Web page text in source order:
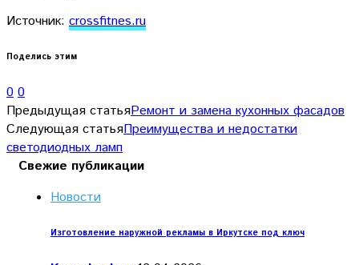
Источник: crossfitnes.ru
Поделись этим
0 0
Предыдущая статьяРемонт и замена кухонных фасадов
Следующая статьяПреимущества и недостатки
светодиодных ламп
Свежие публикации
Новости
Изготовление наружной рекламы в Иркутске под ключ